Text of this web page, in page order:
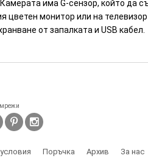
има G-сензор, който да
монитор или на
от запалката и USB кабел.
Поръчка Архив За нас